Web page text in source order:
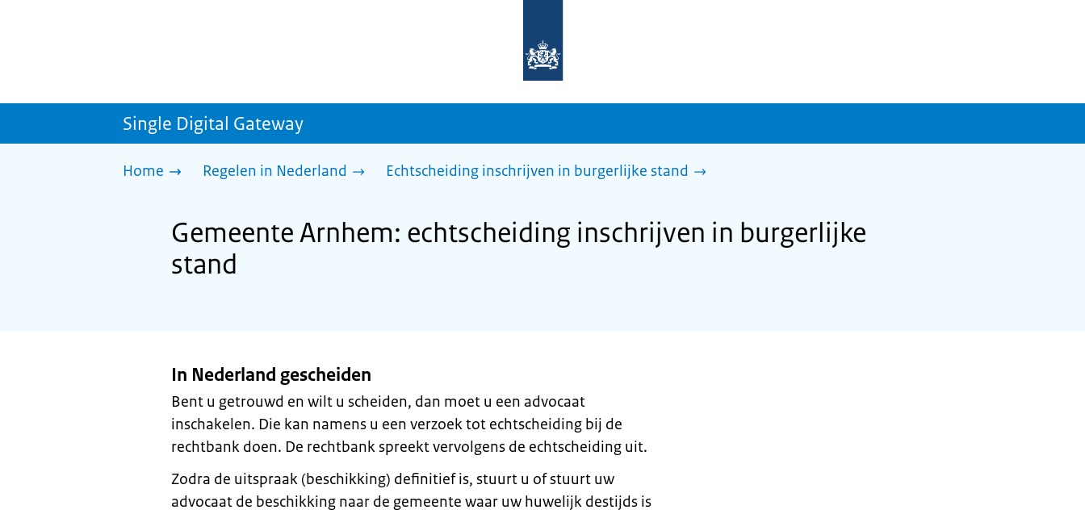
homepage
sdg.rijksoverheid.nl
Single Digital Gateway
Home Regelen in Nederland Echtscheiding inschrijven in burgerlijke stand
Gemeente Arnhem: echtscheiding inschrijven in burgerlijke
stand
In Nederland gescheiden
Bent u getrouwd en wilt u scheiden, dan moet u een advocaat
inschakelen. Die kan namens u een verzoek tot echtscheiding bij de
rechtbank doen. De rechtbank spreekt vervolgens de echtscheiding uit.
Zodra de uitspraak (beschikking) definitief is, stuurt u of stuurt uw
advocaat de beschikking naar de gemeente waar uw huwelijk destijds is